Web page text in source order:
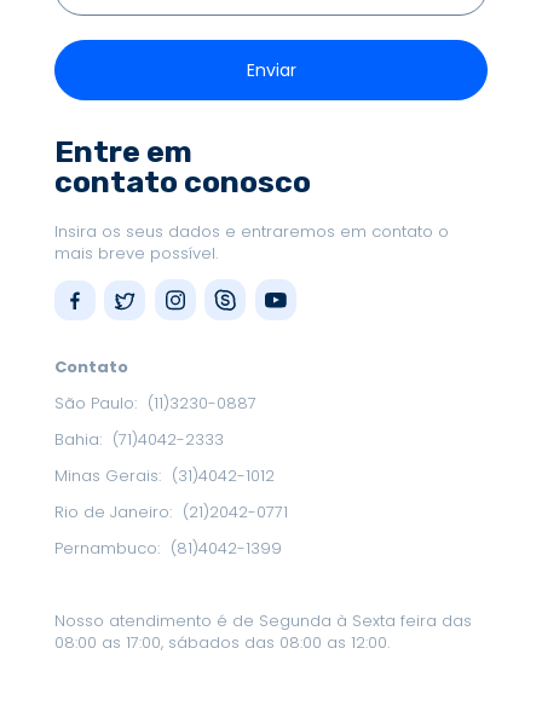
Entre em
contato conosco
Insira os seus dados e entraremos em contato o
mais breve possível.
Contato
São Paulo: (11)3230-0887
Bahia: (71)4042-2333
Minas Gerais: (31)4042-1012
Rio de Janeiro: (21)2042-0771
Pernambuco: (81)4042-1399
Nosso atendimento é de Segunda à Sexta feira das
08:00 as 17:00, sábados das 08:00 as 12:00.